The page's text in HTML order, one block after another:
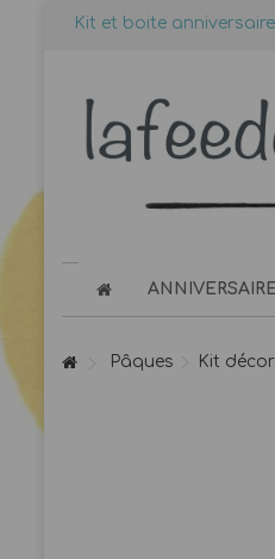
Kit et boite
Pâques Kit